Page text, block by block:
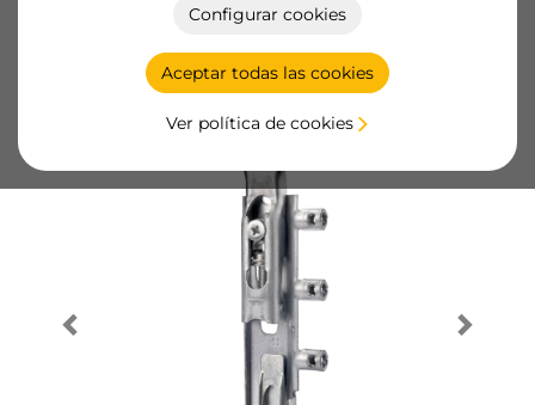
Configurar cookies
Aceptar todas las cookies
Ver política de cookies